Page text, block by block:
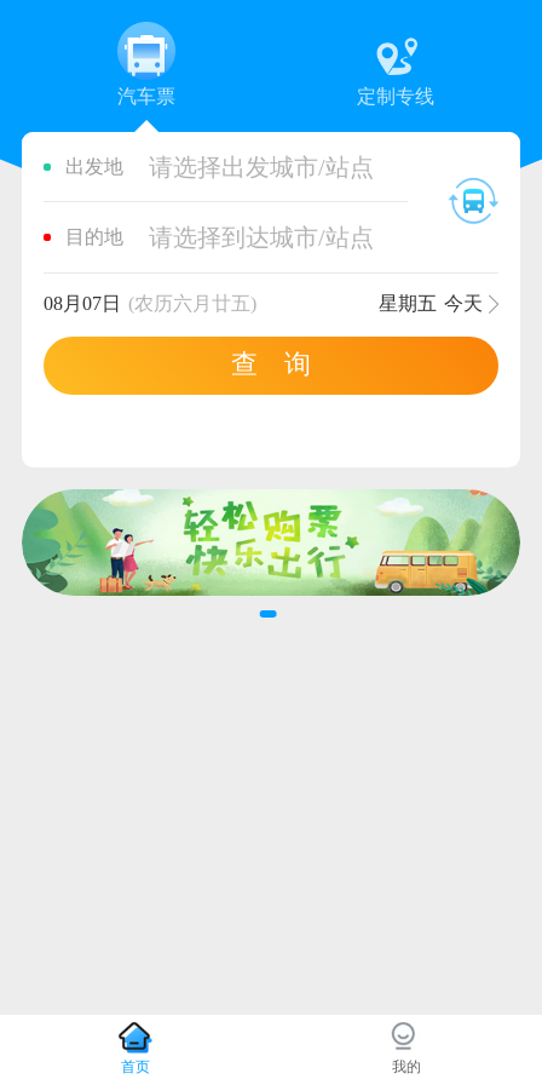
汽车票 定制专线
出发地 请选择出发城市/站点
目的地 请选择到达城市/站点
08月07日 (农历六月廿五) 星期五 今天
查 询
首页 我的